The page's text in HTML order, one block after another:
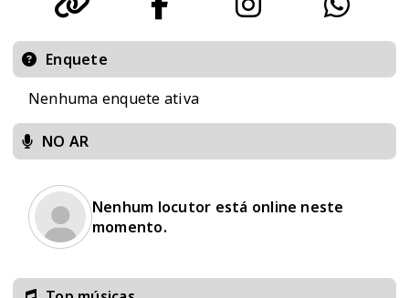
Enquete
Nenhuma enquete ativa
NO AR
Nenhum locutor está online neste
momento.